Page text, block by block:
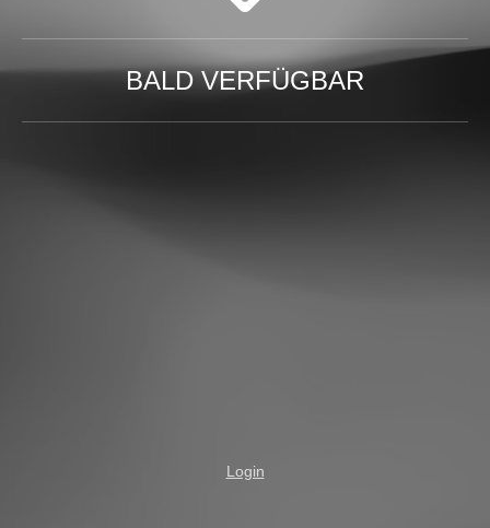
BALD VERFÜGBAR
Login